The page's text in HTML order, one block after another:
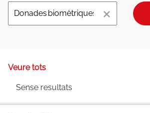
×
Veure tots
Sense resultats